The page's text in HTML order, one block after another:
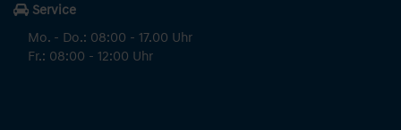
Service
Mo. - Do.: 08:00 - 17.00 Uhr
Fr.: 08:00 - 12:00 Uhr